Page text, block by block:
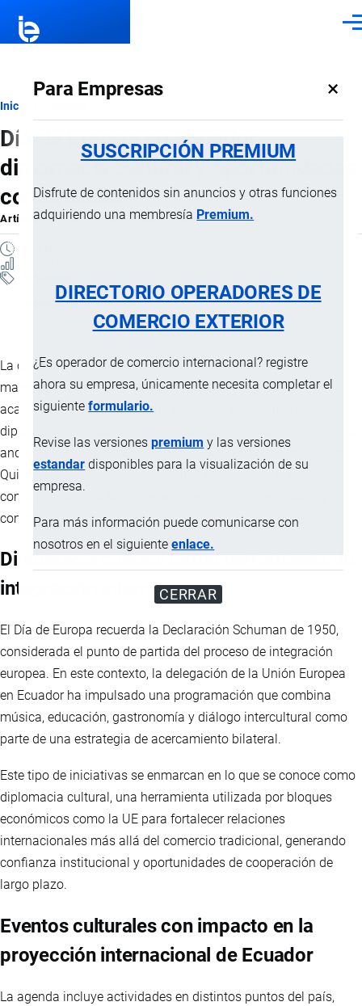
Para Empresas ×
SUSCRIPCIÓN PREMIUM
Disfrute de contenidos sin anuncios y otras funciones
adquiriendo una membresía Premium.
DIRECTORIO OPERADORES DE
COMERCIO EXTERIOR
¿Es operador de comercio internacional? registre
ahora su empresa, únicamente necesita completar el
siguienteformulario.
Revise las versionespremium y las versiones
estandar disponibles para la visualización de su
empresa.
Para más información puede comunicarse con
nosotros en el siguienteenlace.
CERRAR
Ruta
de
navegación
Inicio
Día de Europa en Ecuador:
diplomacia cultural y oportunidades
comerciales
ArtículoporJaime Mise, 4 Mayo, 2026
Derecho Internacional
La conmemoración del Día de Europa en Ecuador durante
mayo de 2026 no solo representa una agenda cultural y
académica, sino también una expresión estratégica de
diplomacia internacional que refuerza los vínculos entre el país
andino y la Unión Europea. Las actividades programadas en
Quito y Otavalo evidencian el papel creciente de la cultura
como puente para la cooperación económica, educativa y
comercial.
Diplomacia cultural como herramienta de
integración internacional
El Día de Europa recuerda la Declaración Schuman de 1950,
considerada el punto de partida del proceso de integración
europea. En este contexto, la delegación de la Unión Europea
en Ecuador ha impulsado una programación que combina
música, educación, gastronomía y diálogo intercultural como
parte de una estrategia de acercamiento bilateral.
Este tipo de iniciativas se enmarcan en lo que se conoce como
diplomacia cultural, una herramienta utilizada por bloques
económicos como la UE para fortalecer relaciones
internacionales más allá del comercio tradicional, generando
confianza institucional y oportunidades de cooperación de
largo plazo.
Eventos culturales con impacto en la
proyección internacional de Ecuador
La agenda incluye actividades en distintos puntos del país,